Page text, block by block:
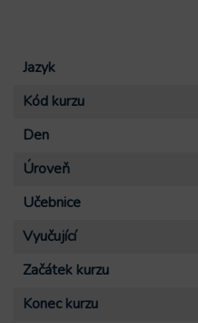
Jazyk
Kód kurzu
Den
Úroveň
Učebnice
Vyučující
Začátek kurzu
Konec kurzu